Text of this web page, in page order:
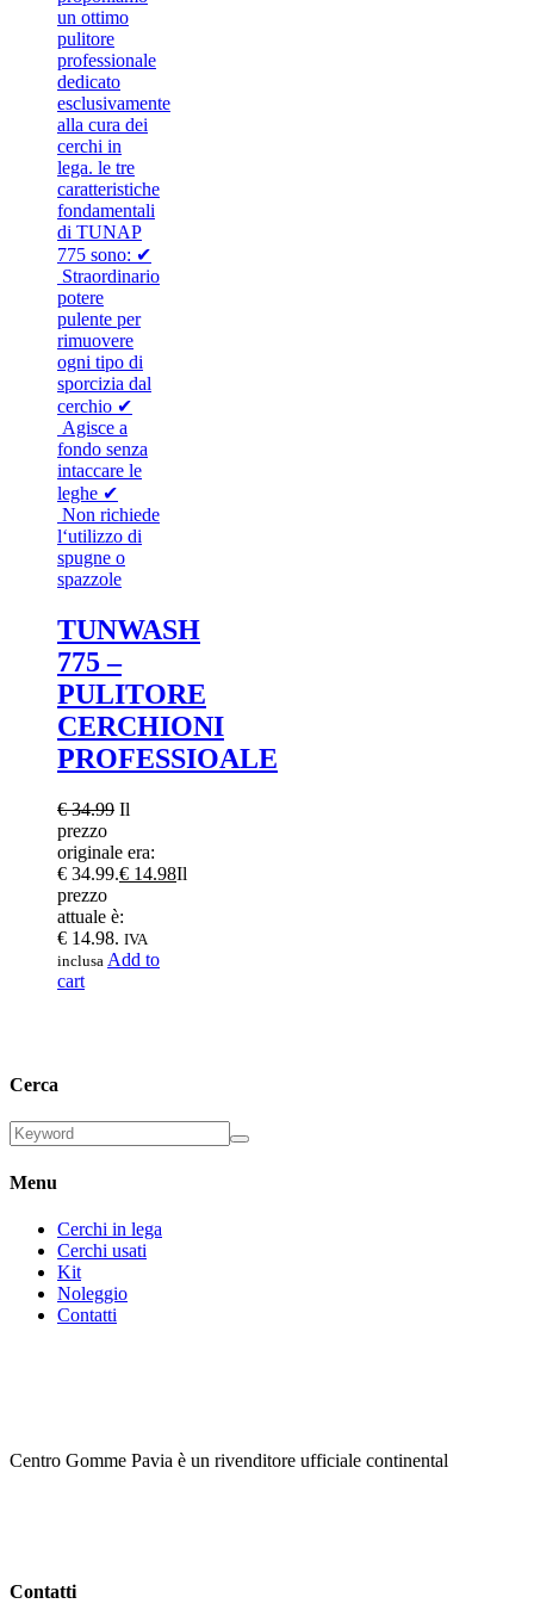
TUNWASH
775 –
PULITORE
CERCHIONI
PROFESSIOALE
€34.99 Il
prezzo
originale era:
€ 34.99.€ 14.98Il
prezzo
attuale è:
€ 14.98. IVA
inclusa Add to
cart
Cerca
Menu
Cerchi in lega
Cerchi usati
Kit
Noleggio
Contatti
Centro Gomme Pavia è un rivenditore ufficiale continental
Contatti